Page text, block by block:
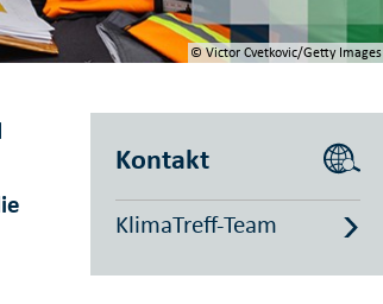
© Victor Cvetkovic/Getty Images
Kontakt
KlimaTreff-Team